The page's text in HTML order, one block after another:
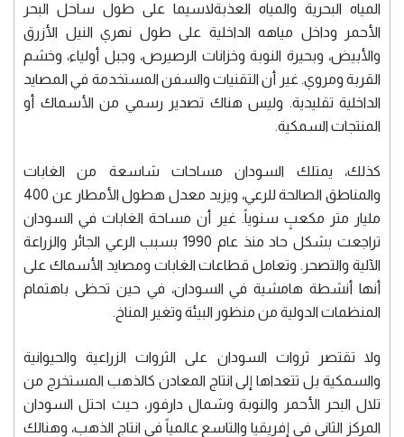
المياه البحرية والمياه العذبةلاسيما على طول ساحل البحر
الأحمر وداخل مياهه الداخلية على طول نهري النيل الأزرق
والأبيض، وبحيرة النوبة وخزانات الرصيرص، وجبل أولياء، وخشم
القربة ومروي. غير أن التقنيات والسفن المستخدمة في المصايد
الداخلية تقليدية. وليس هناك تصدير رسمي من الأسماك أو
المنتجات السمكية.
كذلك، يمتلك السودان مساحات شاسعة من الغابات
والمناطق الصالحة للرعي، ويزيد معدل هطول الأمطار عن 400
مليار متر مكعبٍ سنوياً. غير أن مساحة الغابات في السودان
تراجعت بشكل حاد منذ عام 1990 بسبب الرعي الجائر والزراعة
الآلية والتصحر. وتعامل قطاعات الغابات ومصايد الأسماك على
أنها أنشطة هامشية في السودان، في حين تحظى باهتمام
المنظمات الدولية من منظور البيئة وتغير المناخ.
ولا تقتصر ثروات السودان على الثروات الزراعية والحيوانية
والسمكية بل تتعداها إلى انتاج المعادن كالذهب المستخرج من
تلال البحر الأحمر والنوبة وشمال دارفور، حيث احتل السودان
المركز الثاني في إفريقيا والتاسع عالمياً في انتاج الذهب، وهنالك